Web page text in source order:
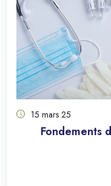
15 mars 25
Fondements